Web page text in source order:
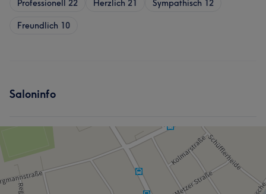
Professionell 22 Herzlich 21 Sympathisch 12
Freundlich 10
Saloninfo